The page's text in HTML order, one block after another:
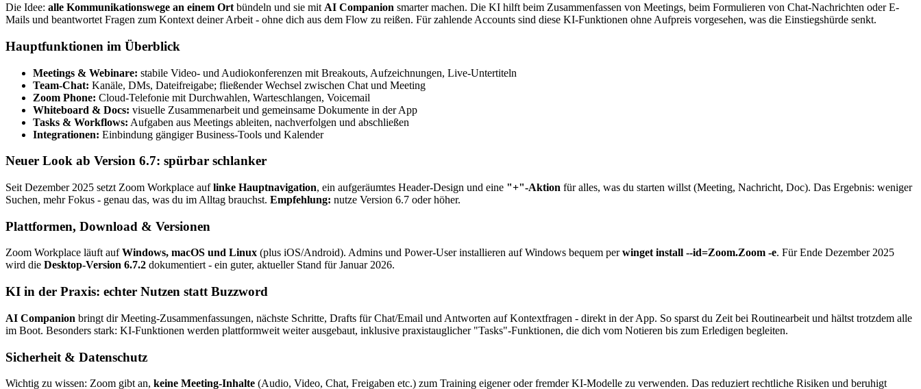
Die Idee: alle Kommunikationswege an einem Ort bündeln und sie mit AI Companion smarter machen. Die KI hilft beim Zusammenfassen von Meetings, beim Formulieren von Chat-Nachrichten oder E-
Mails und beantwortet Fragen zum Kontext deiner Arbeit - ohne dich aus dem Flow zu reißen. Für zahlende Accounts sind diese KI-Funktionen ohne Aufpreis vorgesehen, was die Einstiegshürde senkt.
Hauptfunktionen im Überblick
Meetings & Webinare: stabile Video- und Audiokonferenzen mit Breakouts, Aufzeichnungen, Live-Untertiteln
Team-Chat: Kanäle, DMs, Dateifreigabe; fließender Wechsel zwischen Chat und Meeting
Zoom Phone: Cloud-Telefonie mit Durchwahlen, Warteschlangen, Voicemail
Whiteboard & Docs: visuelle Zusammenarbeit und gemeinsame Dokumente in der App
Tasks & Workflows: Aufgaben aus Meetings ableiten, nachverfolgen und abschließen
Integrationen: Einbindung gängiger Business-Tools und Kalender
Neuer Look ab Version 6.7: spürbar schlanker
Seit Dezember 2025 setzt Zoom Workplace auflinke Hauptnavigation, ein aufgeräumtes Header-Design und eine "+"-Aktion für alles, was du starten willst (Meeting, Nachricht, Doc). Das Ergebnis: weniger
Suchen, mehr Fokus - genau das, was du im Alltag brauchst. Empfehlung: nutze Version 6.7 oder höher.
Plattformen, Download & Versionen
Zoom Workplace läuft aufWindows, macOS und Linux (plus iOS/Android). Admins und Power-User installieren auf Windows bequem perwinget install --id=Zoom.Zoom -e. Für Ende Dezember 2025
wird die Desktop-Version 6.7.2 dokumentiert - ein guter, aktueller Stand für Januar 2026.
KI in der Praxis: echter Nutzen statt Buzzword
AI Companion bringt dir Meeting-Zusammenfassungen, nächste Schritte, Drafts für Chat/Email und Antworten auf Kontextfragen - direkt in der App. So sparst du Zeit bei Routinearbeit und hältst trotzdem alle
im Boot. Besonders stark: KI-Funktionen werden plattformweit weiter ausgebaut, inklusive praxistauglicher "Tasks"-Funktionen, die dich vom Notieren bis zum Erledigen begleiten.
Sicherheit & Datenschutz
Wichtig zu wissen: Zoom gibt an, keine Meeting-Inhalte (Audio, Video, Chat, Freigaben etc.) zum Training eigener oder fremder KI-Modelle zu verwenden. Das reduziert rechtliche Risiken und beruhigt